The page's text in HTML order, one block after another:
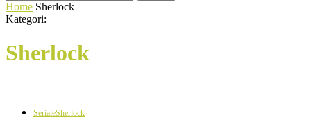
Home Sherlock
Kategori:
Sherlock
SerialeSherlock